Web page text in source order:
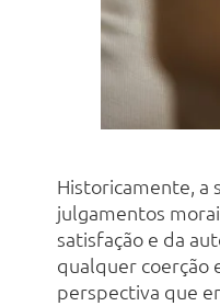
Historicamente, a
julgamentos
satisfação e da
qualquer coerção
perspectiva que